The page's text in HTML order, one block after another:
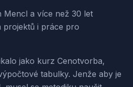
Mencl a více než 30 let
projektů i práce pro
jako kurz Cenotvorba,
tabulky. Jenže aby je